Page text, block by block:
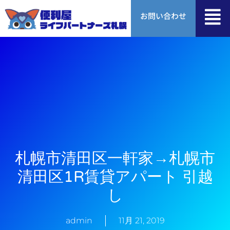
容
ス
お問い合わせ
札幌市清田区一軒家→札幌市
清田区1R賃貸アパート 引越
し
admin 11月 21, 2019